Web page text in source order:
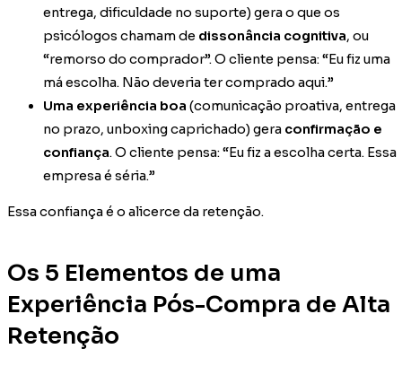
entrega, dificuldade no suporte) gera o que os
psicólogos chamam de dissonância cognitiva, ou
“remorso do comprador”. O cliente pensa: “Eu fiz uma
má escolha. Não deveria ter comprado aqui.”
Uma experiência boa (comunicação proativa, entrega
no prazo, unboxing caprichado) gera confirmação e
confiança. O cliente pensa: “Eu fiz a escolha certa. Essa
empresa é séria.”
Essa confiança é o alicerce da retenção.
Os 5 Elementos de uma
Experiência Pós-Compra de Alta
Retenção